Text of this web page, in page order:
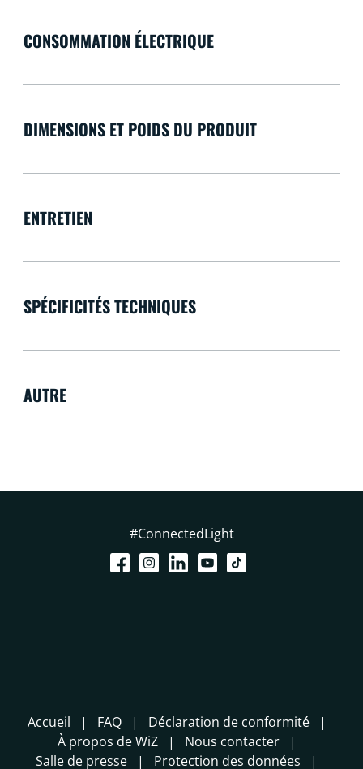
CONSOMMATION ÉLECTRIQUE
DIMENSIONS ET POIDS DU PRODUIT
ENTRETIEN
SPÉCIFICITÉS TECHNIQUES
AUTRE
#ConnectedLight
Accueil FAQ
Déclaration de conformité
À propos de WiZ
Nous contacter
Salle de presse
Protection des données